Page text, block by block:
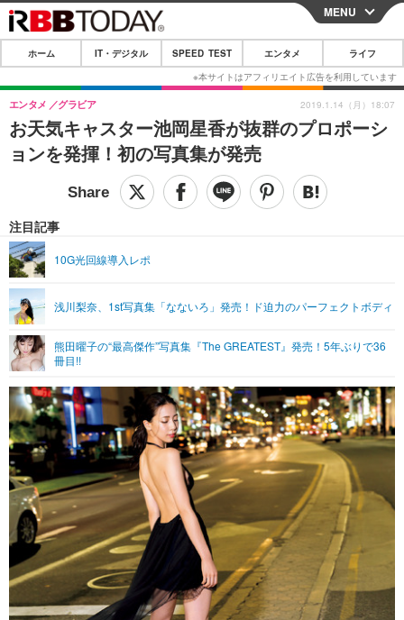
CLOSE
ホーム
IT・デジタル
IT・デジタルTOP スマートフォン
ショッピング その他
SPEED TEST
エンタメTOP 映画・ドラマ
グラビア ブログ
ショッピング その他
ライフTOP
リリース一覧
プッシュ通知の停止方法
MENU
ホーム IT・デジタル SPEED TEST エンタメ ライフ
お天気キャスター池岡星香が抜群のプロポーシ
ョンを発揮！初の写真集が発売
エンタメ グラビア
注目記事
10G光回線導入レポ
浅川梨奈、1st写真集「なないろ」発売！ド迫力のパーフェクトボディ
熊田曜子の“最高傑作”写真集『The GREATEST』発売！5年ぶりで36
冊目!!
2019.1.14（月）18:07